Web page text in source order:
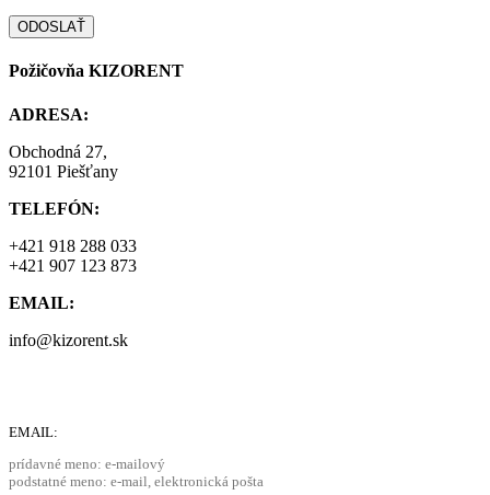
Požičovňa KIZORENT
ADRESA:
Obchodná 27,
92101 Piešťany
TELEFÓN:
+421 918 288 033
+421 907 123 873
EMAIL:
info@kizorent.sk
EMAIL:
prídavné meno: e-mailový
podstatné meno: e-mail, elektronická pošta